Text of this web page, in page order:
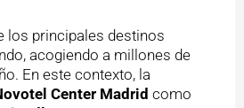
los principales destinos
acogiendo a millones de
En este contexto, la
Center Madrid como